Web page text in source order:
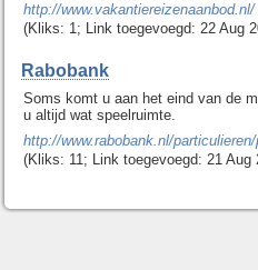
http://www.vakantiereizenaanbod.nl/
(Kliks: 1; Link toegevoegd: 22 Aug
Rabobank
Soms komt u aan het eind van de
u altijd wat speelruimte.
http://www.rabobank.nl/
(Kliks: 11; Link toegevoegd: 21 Aug